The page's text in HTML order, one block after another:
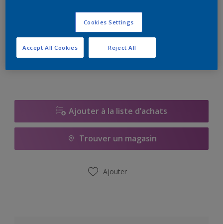
Ajouter à la liste d’achats
Trouver un magasin
Ajouter
Cookies Settings
Reject All
Accept All Cookies